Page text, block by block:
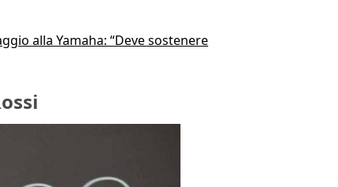
alla Yamaha: “Deve sostenere